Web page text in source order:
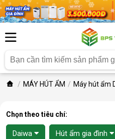
MÁY HÚT ẨM Máy hút ẩm
Chọn theo tiêu chí:
Daiwa Hút ẩm gia đình